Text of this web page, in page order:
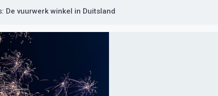
De vuurwerk winkel in Duitsland